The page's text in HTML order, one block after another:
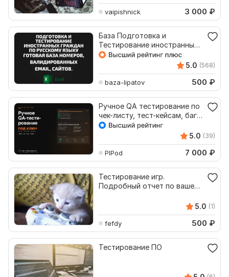
vaipishnick 3 000 ₽
База Подготовка и
Тестирование иностранных
граждан по русскому языку
5.0 (568)
baza-lipatov 500 ₽
Ручное QA тестирование по
чек-листу, тест-кейсам, баг-
репортам
5.0 (39)
PlPod 7 000 ₽
Тестирование игр.
Подробный отчет по вашей
5.0 (1)
fefdy 500 ₽
Тестирование ПО